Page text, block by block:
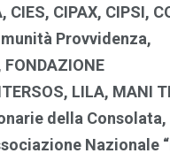
CIES, CIPAX, CIPSI,
Provvidenza,
FONDAZIONE
LILA, MANI
della Consolata,
Nazionale